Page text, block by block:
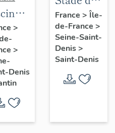
>
>
Denis
France
France > Île-
de-France >
Seine-Saint-
Denis>
Saint-Denis